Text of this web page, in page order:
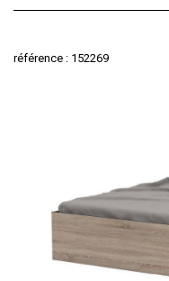
référence : 152269